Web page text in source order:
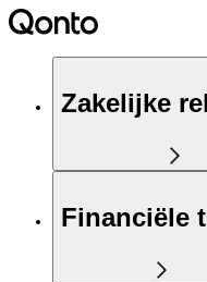
Zakelijke
Financiële